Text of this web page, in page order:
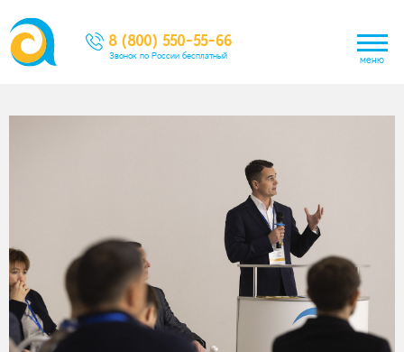
8 (800) 550-55-66
Звонок по России бесплатный меню